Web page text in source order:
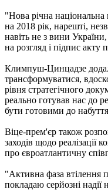
"Нова річна
на 2018 рік, нарешті,
навіть не з вини
на розгляд і підпис
Климпуш-Цинцадзе
трансформуватися,
рівня стратегічного
реально готував нас до
бути готовими до
Віце-прем'єр також
заходів щодо реалізації
про євроатлантичну
"Активна фаза втілення
покладаю серйозні